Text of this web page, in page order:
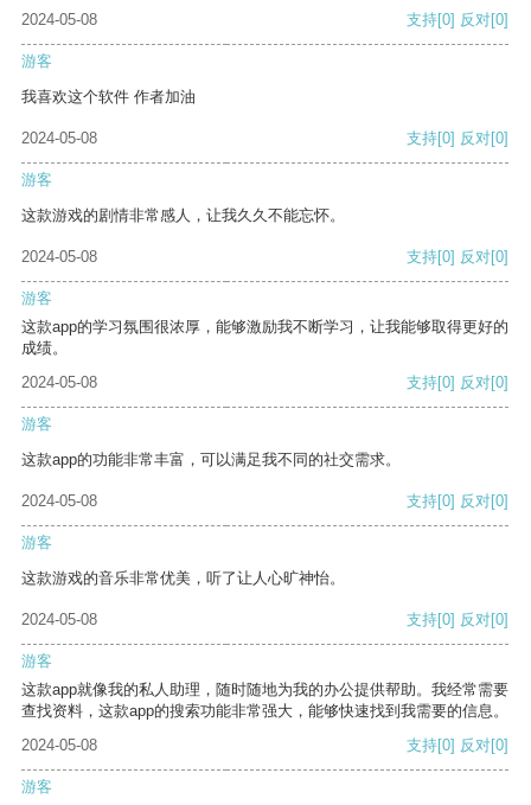
2024-05-08 支持[0] 反对[0]
游客
我喜欢这个软件 作者加油
2024-05-08 支持[0] 反对[0]
游客
这款游戏的剧情非常感人，让我久久不能忘怀。
2024-05-08 支持[0] 反对[0]
游客
这款app的学习氛围很浓厚，能够激励我不断学习，让我能够取得更好的
成绩。
2024-05-08
支持[0] 反对[0]
游客
这款app的功能非常丰富，可以满足我不同的社交需求。
2024-05-08 支持[0] 反对[0]
游客
这款游戏的音乐非常优美，听了让人心旷神怡。
2024-05-08 支持[0] 反对[0]
游客
这款app就像我的私人助理，随时随地为我的办公提供帮助。我经常需要
查找资料，这款app的搜索功能非常强大，能够快速找到我需要的信息。
2024-05-08
支持[0] 反对[0]
游客